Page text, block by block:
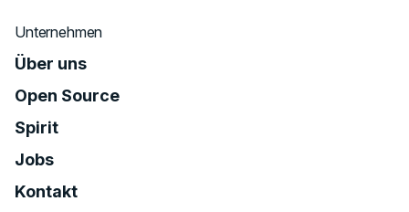
Unternehmen
Über uns
Open Source
Spirit
Jobs
Kontakt